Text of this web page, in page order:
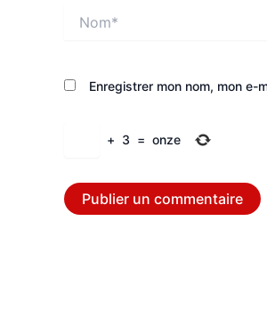
Enregistrer mon nom, mon e-
+ 3 = onze